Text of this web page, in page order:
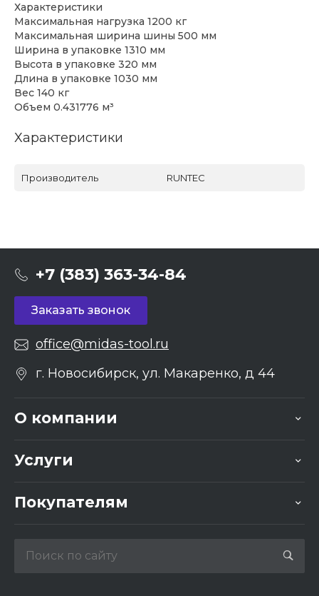
Характеристики
Максимальная нагрузка 1200 кг
Максимальная ширина шины 500 мм
Ширина в упаковке 1310 мм
Высота в упаковке 320 мм
Длина в упаковке 1030 мм
Вес 140 кг
Объем 0.431776 м³
Характеристики
Производитель RUNTEC
+7 (383) 363-34-84
Заказать звонок
office@midas-tool.ru
г. Новосибирск, ул. Макаренко, д 44
О компании
Услуги
Покупателям